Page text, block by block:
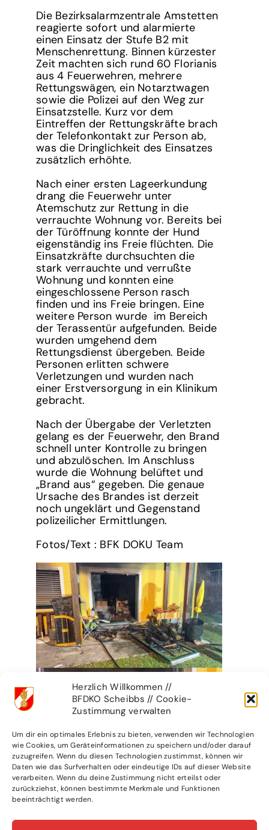
Herzlich Willkommen //
BFDKO Scheibbs // Cookie-
Zustimmung verwalten
Um dir ein optimales Erlebnis zu bieten, verwenden wir Technologien
wie Cookies, um Geräteinformationen zu speichern und/oder darauf
zuzugreifen. Wenn du diesen Technologien zustimmst, können wir
Daten wie das Surfverhalten oder eindeutige IDs auf dieser Website
verarbeiten. Wenn du deine Zustimmung nicht erteilst oder
zurückziehst, können bestimmte Merkmale und Funktionen
beeinträchtigt werden.
Die Bezirksalarmzentrale Amstetten
reagierte sofort und alarmierte
einen Einsatz der Stufe B2 mit
Menschenrettung. Binnen kürzester
Zeit machten sich rund 60 Florianis
aus 4 Feuerwehren, mehrere
Rettungswägen, ein Notarztwagen
sowie die Polizei auf den Weg zur
Einsatzstelle. Kurz vor dem
Eintreffen der Rettungskräfte brach
der Telefonkontakt zur Person ab,
was die Dringlichkeit des Einsatzes
zusätzlich erhöhte.
Nach einer ersten Lageerkundung
drang die Feuerwehr unter
Atemschutz zur Rettung in die
verrauchte Wohnung vor. Bereits bei
der Türöffnung konnte der Hund
eigenständig ins Freie flüchten. Die
Einsatzkräfte durchsuchten die
stark verrauchte und verrußte
Wohnung und konnten eine
eingeschlossene Person rasch
finden und ins Freie bringen. Eine
weitere Person wurde im Bereich
der Terassentür aufgefunden. Beide
wurden umgehend dem
Rettungsdienst übergeben. Beide
Personen erlitten schwere
Verletzungen und wurden nach
einer Erstversorgung in ein Klinikum
gebracht.
Nach der Übergabe der Verletzten
gelang es der Feuerwehr, den Brand
schnell unter Kontrolle zu bringen
und abzulöschen. Im Anschluss
wurde die Wohnung belüftet und
„Brand aus“ gegeben. Die genaue
Ursache des Brandes ist derzeit
noch ungeklärt und Gegenstand
polizeilicher Ermittlungen.
Fotos/Text : BFK DOKU Team